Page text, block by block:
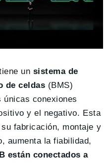
un sistema de
de celdas (BMS)
únicas conexiones
y el negativo. Esta
fabricación, montaje y
aumenta la fiabilidad,
están conectados a